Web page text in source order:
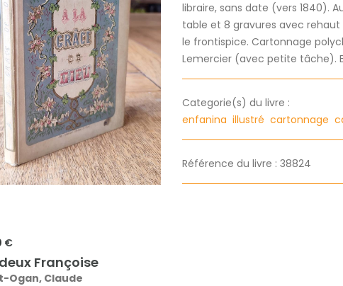
libraire, sans date (vers 1840).
table et 8 gravures avec
le frontispice. Cartonnage
Lemercier (avec petite tâche).
Categorie(s) du livre :
enfanina illustré cartonnage
Référence du livre : 38824
€
Françoise
Ogan, Claude